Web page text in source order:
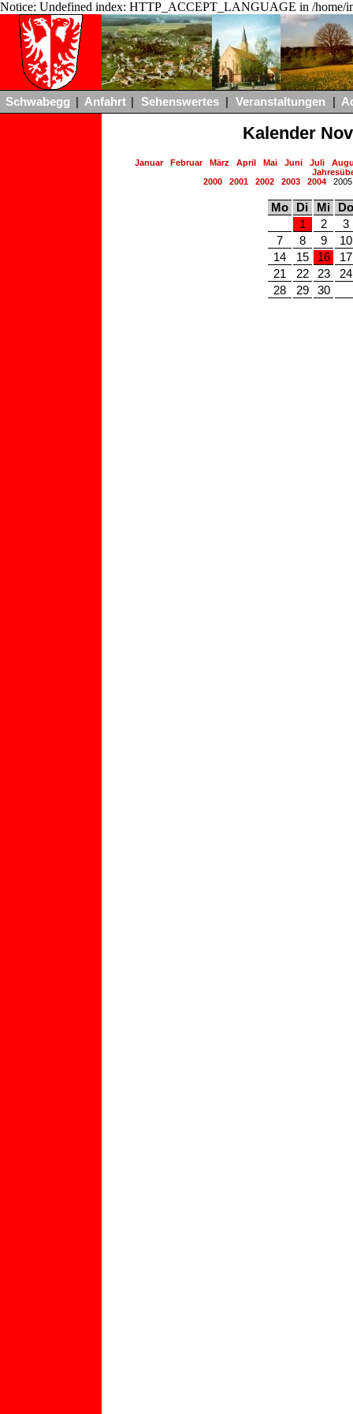
Notice: Undefined index: HTTP_ACCEPT_LANGUAGE in /home/
Schwabegg Anfahrt Sehenswertes Veranstaltungen
Kalender
Januar Februar März April Mai Juni Juli
2000
2001 2002 2003 2004
Mo Di Mi
Do
1
2
3
7
8 9
10
14
15 16
17
21
22 23
24
28
29 30